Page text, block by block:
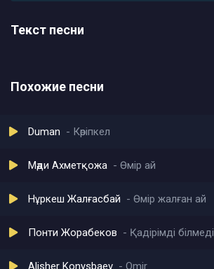
Текст песни
Похожие песни
Duman Көріпкел
Мәди Ахметқожа Өмір ай
Нұркеш Жалғасбай Өмір жалған ай
Понти Жорабеков Қадірімді білмеді
Alisher Konysbaev Omir